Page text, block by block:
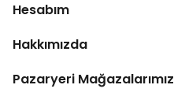
Hesabım
Hakkımızda
Pazaryeri Mağazalarımız